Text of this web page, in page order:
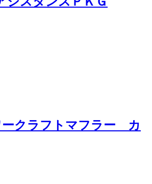
ークラフトマフラー カ